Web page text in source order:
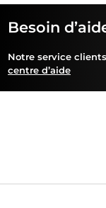
Besoin
Notre service
centre d’aide